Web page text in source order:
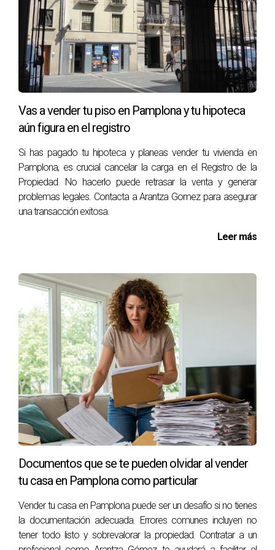
Una reducción de precio puede ser beneficiosa si se hace
estratégicamente. Si tu propiedad ha estado en el
mercado durante un tiempo considerable sin recibir
ofertas, una bajada puede reavivar el interés. Sin embargo,
frecuentes pueden dar lugar a una percepción negativa. El
caso de Ana ilustra esto perfectamente. Ella ajustó su
precio tras tres meses sin ofertas significativas. La nueva
estrategia fue efectiva: recibió varias visitas y finalmente
vendió su casa dentro del rango esperado. Sin embargo, si
hubiera bajado el precio cada mes sin razón válida, podría
haber ahuyentado a los compradores.
PRECIO SEGÚN MERCADO
LOCAL
Para establecer un buen precio desde el principio,
considera las siguientes estrategias:
Investiga precios recientes: Analiza propiedades
similares que se hayan vendido recientemente en tu
área.
Consulta con expertos: Un agente inmobiliario con
experiencia local puede ofrecerte valiosos insights
sobre precios adecuados.
Considera la temporada: El mercado inmobiliario
puede variar según la época del año; ajusta tus
expectativas según la demanda estacional.
renovaciones pueden justificar un aumento en el
precio.
Establece un rango: Fijar un rango de precios puede
Vas a vender tu piso en Pamplona y tu hipoteca
aún figura en el registro
Si has pagado tu hipoteca y planeas vender tu vivienda en
Pamplona, es crucial cancelar la carga en el Registro de la
Propiedad. No hacerlo puede retrasar la venta y generar
problemas legales. Contacta a Arantza Gomez para asegurar
una transacción exitosa.
Leer más
Documentos que se te pueden olvidar al vender
tu casa en Pamplona como particular
Vender tu casa en Pamplona puede ser un desafío si no tienes
la documentación adecuada. Errores comunes incluyen no
tener todo listo y sobrevalorar la propiedad. Contratar a un